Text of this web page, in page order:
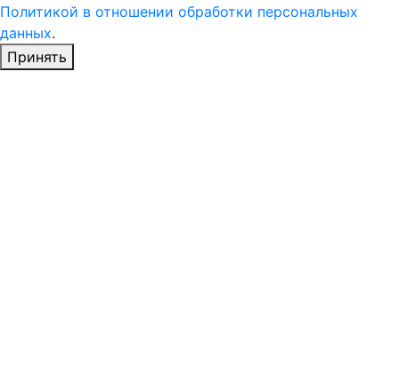
Политикой в отношении обработки персональных
данных.
Принять